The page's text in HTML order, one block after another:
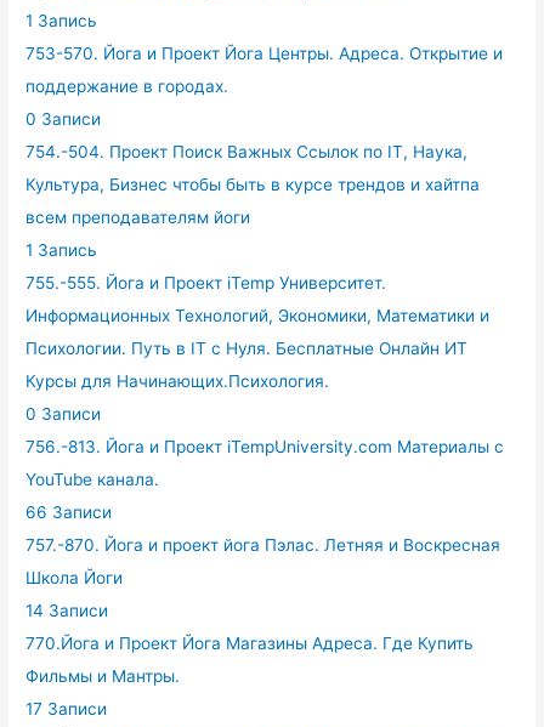
1 Запись
753-570. Йога и Проект Йога Центры. Адреса. Открытие и
поддержание в городах.
0 Записи
754.-504. Проект Поиск Важных Ссылок по IT, Наука,
Культура, Бизнес чтобы быть в курсе трендов и хайтпа
всем преподавателям йоги
1 Запись
755.-555. Йога и Проект iTemp Университет.
Информационных Технологий, Экономики, Математики и
Психологии. Путь в IT с Нуля. Бесплатные Онлайн ИТ
Курсы для Начинающих.Психология.
0 Записи
756.-813. Йога и Проект iTempUniversity.com Материалы с
YouTube канала.
66 Записи
757.-870. Йога и проект йога Пэлас. Летняя и Воскресная
Школа Йоги
14 Записи
770.Йога и Проект Йога Магазины Адреса. Где Купить
Фильмы и Мантры.
17 Записи